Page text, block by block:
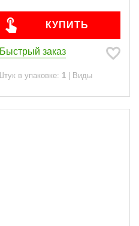
КУПИТЬ
Быстрый заказ
Штук в упаковке: 1
Виды